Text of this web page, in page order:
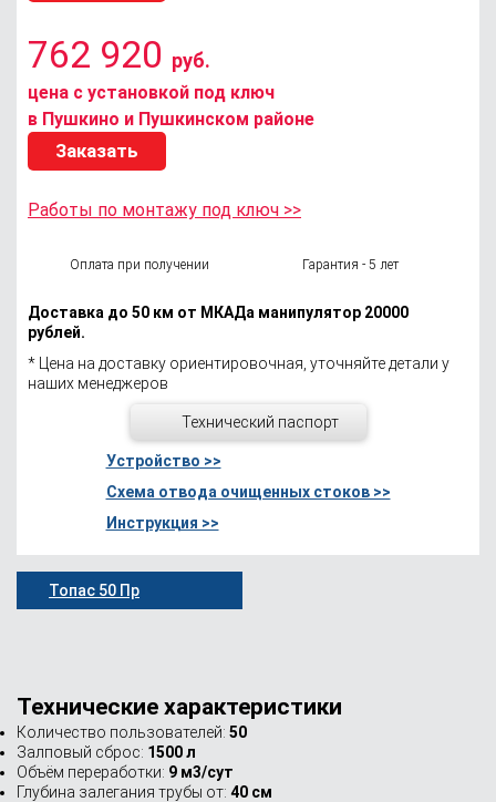
762 920 руб.
цена с установкой под ключ
в Пушкино и Пушкинском районе
Заказать
Работы по монтажу под ключ >>
Оплата при получении Гарантия - 5 лет
Доставка до 50 км от МКАДа манипулятор 20000
рублей.
* Цена на доставку ориентировочная, уточняйте детали у
наших менеджеров
Технический паспорт
Устройство >>
Схема отвода очищенных стоков >>
Инструкция >>
Топас 50 Пр
Технические характеристики
Количество пользователей: 50
Залповый сброс: 1500 л
Объём переработки: 9 м3/сут
Глубина залегания трубы от: 40 см